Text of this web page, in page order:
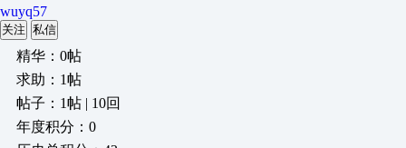
wuyq57
关注 私信
精华：0帖
求助：1帖
帖子：1帖 | 10回
年度积分：0